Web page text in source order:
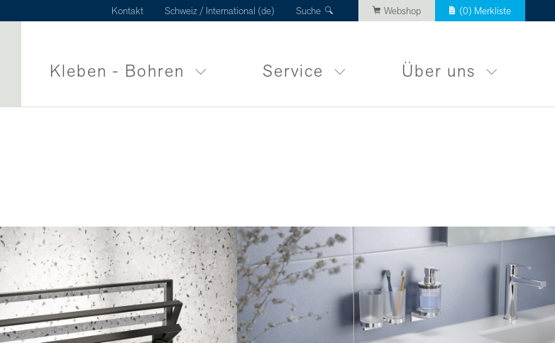
Kontakt Schweiz / International (de) Suche Webshop (0) Merkliste
Kleben - Bohren Service Über uns